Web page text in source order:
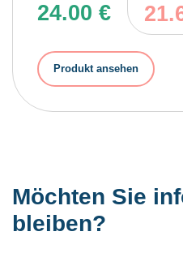
24.00 €
Produkt ansehen
Möchten Sie
bleiben?